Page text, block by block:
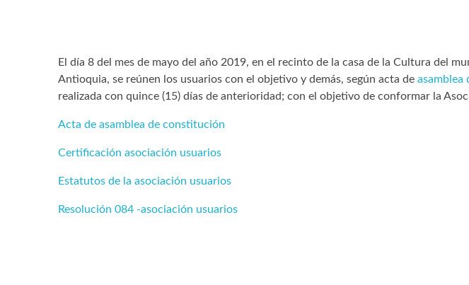
El día 8 del mes de mayo del año 2019, en el recinto de la casa de la Cultura del
Antioquia, se reúnen los usuarios con el objetivo y demás, según acta de asamblea
realizada con quince (15) días de anterioridad; con el objetivo de conformar la
Acta de asamblea de constitución
Certificación asociación usuarios
Estatutos de la asociación usuarios
Resolución 084 -asociación usuarios